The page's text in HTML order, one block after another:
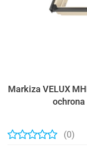
Markiza VELUX
(0)